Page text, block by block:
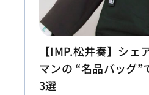
【IMP.松井奏】シ
マンの “名品バッグ
3選